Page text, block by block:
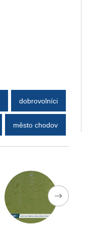
dobrovolníci
město chodov